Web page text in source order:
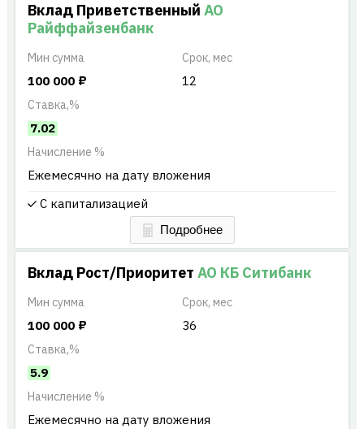
Вклад Приветственный АО
Райффайзенбанк
Мин сумма
100 000 ₽
Ставка,%
7.02
Срок, мес
12
Начисление %
Ежемесячно на дату вложения
С капитализацией
Вклад Рост/Приоритет АО КБ Ситибанк
Мин сумма
100 000 ₽
Ставка,%
5.9
Срок, мес
36
Начисление %
Ежемесячно на дату вложения